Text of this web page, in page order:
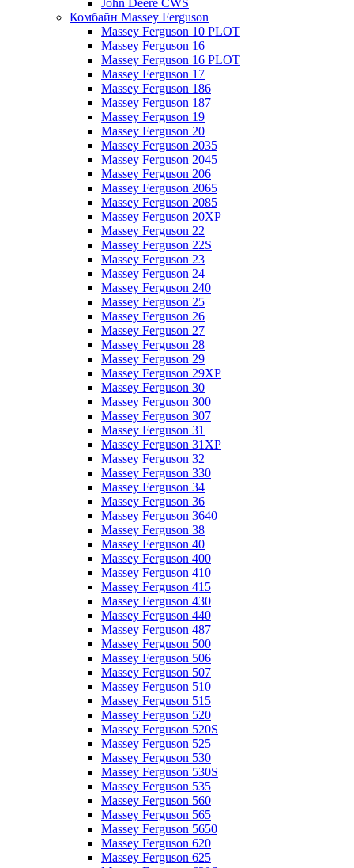
John Deere CWS
Комбайн Massey Ferguson
Massey Ferguson 10 PLOT
Massey Ferguson 16
Massey Ferguson 16 PLOT
Massey Ferguson 17
Massey Ferguson 186
Massey Ferguson 187
Massey Ferguson 19
Massey Ferguson 20
Massey Ferguson 2035
Massey Ferguson 2045
Massey Ferguson 206
Massey Ferguson 2065
Massey Ferguson 2085
Massey Ferguson 20XP
Massey Ferguson 22
Massey Ferguson 22S
Massey Ferguson 23
Massey Ferguson 24
Massey Ferguson 240
Massey Ferguson 25
Massey Ferguson 26
Massey Ferguson 27
Massey Ferguson 28
Massey Ferguson 29
Massey Ferguson 29XP
Massey Ferguson 30
Massey Ferguson 300
Massey Ferguson 307
Massey Ferguson 31
Massey Ferguson 31XP
Massey Ferguson 32
Massey Ferguson 330
Massey Ferguson 34
Massey Ferguson 36
Massey Ferguson 3640
Massey Ferguson 38
Massey Ferguson 40
Massey Ferguson 400
Massey Ferguson 410
Massey Ferguson 415
Massey Ferguson 430
Massey Ferguson 440
Massey Ferguson 487
Massey Ferguson 500
Massey Ferguson 506
Massey Ferguson 507
Massey Ferguson 510
Massey Ferguson 515
Massey Ferguson 520
Massey Ferguson 520S
Massey Ferguson 525
Massey Ferguson 530
Massey Ferguson 530S
Massey Ferguson 535
Massey Ferguson 560
Massey Ferguson 565
Massey Ferguson 5650
Massey Ferguson 620
Massey Ferguson 625